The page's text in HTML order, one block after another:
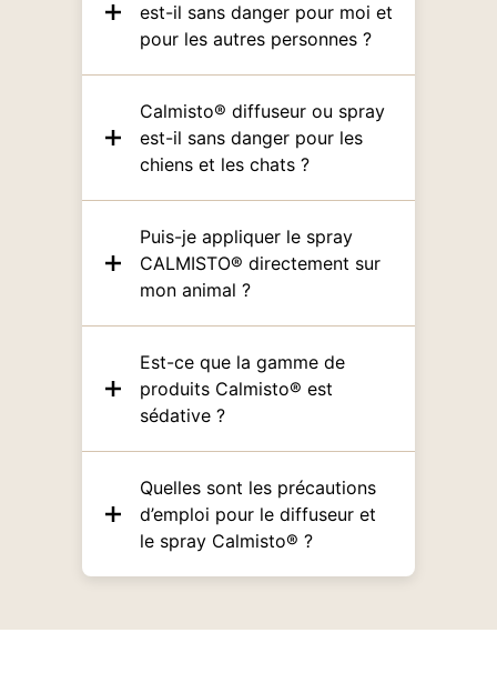
est-il sans danger pour moi et
pour les autres personnes ?
Calmisto® diffuseur ou spray
est-il sans danger pour les
chiens et les chats ?
Puis-je appliquer le spray
CALMISTO® directement sur
mon animal ?
Est-ce que la gamme de
produits Calmisto® est
sédative ?
Quelles sont les précautions
d’emploi pour le diffuseur et
le spray Calmisto® ?